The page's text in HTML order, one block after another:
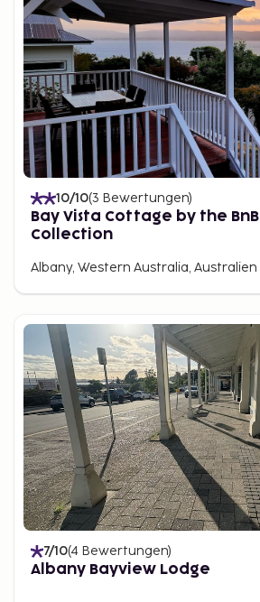
10/10(3 Bewertungen)
Bay Vista Cottage by the BnB
Collection
Albany, Western Australia, Australien
7/10(4 Bewertungen)
Albany Bayview Lodge